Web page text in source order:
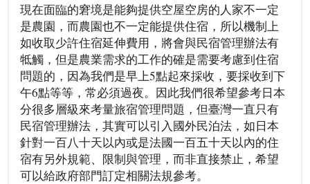
現在面臨的窘境是能夠提供空屋空房的人家不一定
是農園，而農園也不一定能提供住宿，所以機制上
如收取少許住宿延伸費用，將會與民宿管理辦法有
牴觸，但是農業需求的工作的確是需要考慮到住宿
問題的，因為我們是早上5點起來採收，要採收到下
午6點等等，常必須過夜。因此我們很希望參考日本
分很多層級來考量旅宿管理問題，但臺灣一直只有
民宿管理辦法，其實可以引入國外民泊法，如日本
針對一百八十天以內或是法國一百五十天以內的住
宿有另外規範、限制與管理，而非直接禁止，希望
可以給政府部門訂定相關法規參考。